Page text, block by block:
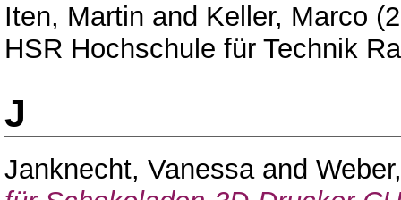
Iten, Martin and Keller, Marco
HSR Hochschule für Technik
J
Janknecht, Vanessaand